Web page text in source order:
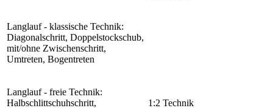
Langlauf - klassische Technik:
Diagonalschritt, Doppelstockschub,
mit/ohne Zwischenschritt,
Umtreten, Bogentreten
Langlauf - freie Technik:
Halbschlittschuhschritt,
1:2 Technik